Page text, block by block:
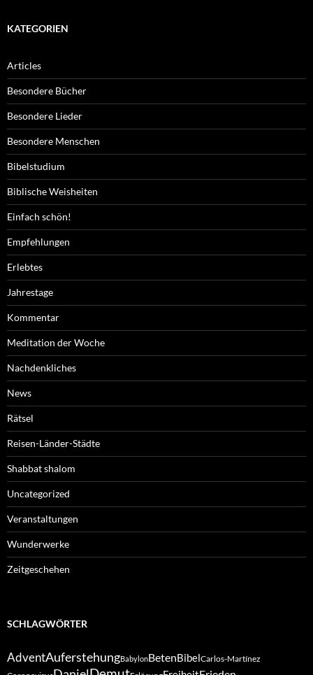
KATEGORIEN
Articles
Besondere Bücher
Besondere Lieder
Besondere Menschen
Bibelstudium
Biblische Weisheiten
Einfach schön!
Empfehlungen
Erlebtes
Jahrestage
Kommentar
Meditation der Woche
Nachdenkliches
News
Rätsel
Reisen-Länder-Städte
Shabbat shalom
Uncategorized
Veranstaltungen
Wunderwerke
Zeitgeschehen
SCHLAGWÖRTER
AdventAuferstehungBabylonBetenBibelCarlos-Martínez